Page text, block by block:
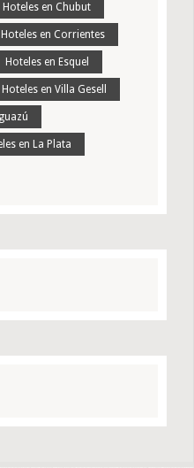
Hoteles en Chubut
Hoteles en Corrientes
Hoteles en Esquel
Hoteles en Villa Gesell
en La Plata